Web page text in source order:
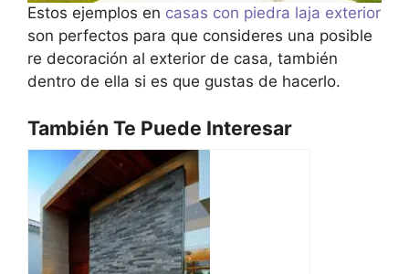
Estos ejemplos en casas con piedra laja exterior
son perfectos para que consideres una posible
re decoración al exterior de casa, también
dentro de ella si es que gustas de hacerlo.
También Te Puede Interesar